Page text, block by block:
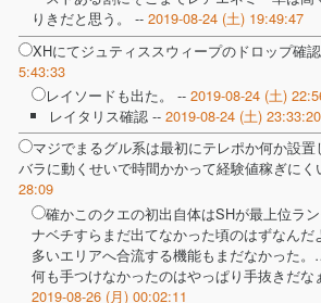
りきだと思う。 -- 2019-08-24 (土) 19:49:47
XHにてジュティススウィープのドロップ確
5:43:33
レイソードも出た。 -- 2019-08-24 (土)
レイタリス確認 -- 2019-08-24 (土) 23:33:20
マジでまるグル系は最初にテレポか何か設置
バラに動くせいで時間かかって経験値稼ぎにく
28:09
確かこのクエの初出自体はSHが最上位ラ
ナベチすらまだ出てなかった頃のはずなん
多いエリアへ合流する機能もまだなかった
何も手つけなかったのはやっぱり手抜きだな
2019-08-26 (月) 00:02:11